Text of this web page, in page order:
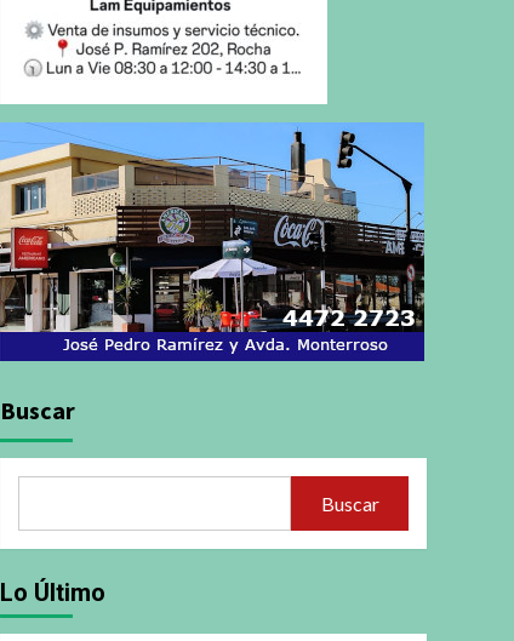
Buscar
Buscar
Lo Último